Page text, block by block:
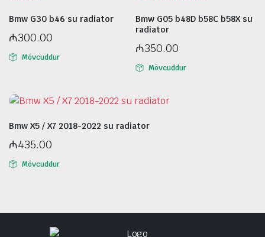
Bmw G30 b46 su radiator
₼300.00
Mövcuddur
Bmw G05 b48D b58C b58X su
radiator
₼350.00
Mövcuddur
Bmw X5 / X7 2018-2022 su radiator
₼435.00
Mövcuddur